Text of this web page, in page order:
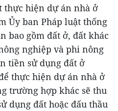
thực hiện dự án nhà ở
Ủy ban Pháp luật thống
bao gồm đất ở, đất khác
nghiệp và phi nông
tiền sử dụng đất ở
thực hiện dự án nhà ở
trường hợp khác sẽ thu
dụng đất hoặc đấu thầu